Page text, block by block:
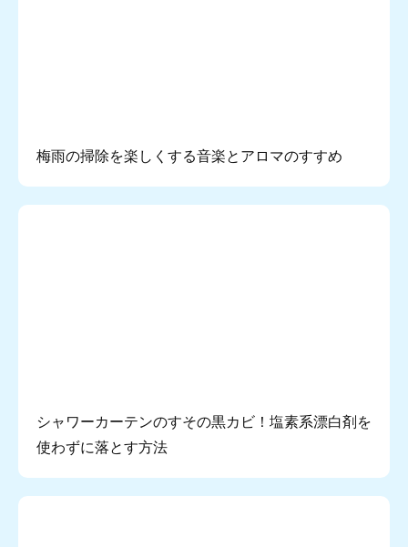
梅雨の掃除を楽しくする音楽とアロマのすすめ
シャワーカーテンのすその黒カビ！塩素系漂白剤を
使わずに落とす方法